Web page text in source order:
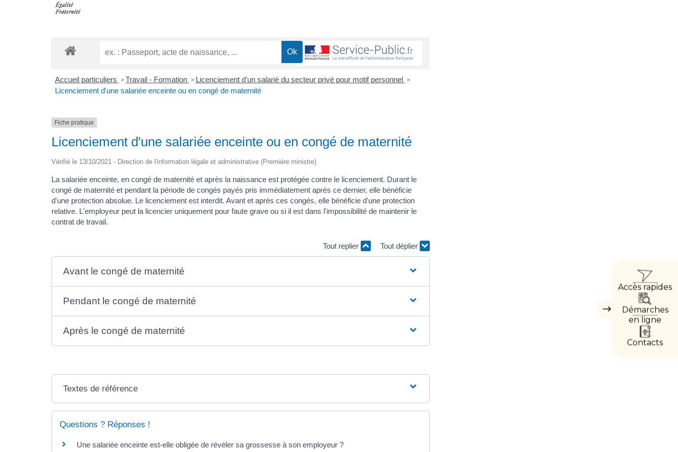
Masquer
Accès rapides
Démarches
en ligne
Contacts
Accueil particuliers > Travail - Formation > Licenciement d'un salarié du secteur privé pour motif personnel >
Licenciement d'une salariée enceinte ou en congé de maternité
Fiche pratique
Licenciement d'une salariée enceinte ou en congé de maternité
Vérifié le 13/10/2021 - Direction de l'information légale et administrative (Première ministre)
La salariée enceinte, en congé de maternité et après la naissance est protégée contre le licenciement. Durant le
congé de maternité et pendant la période de congés payés pris immédiatement après ce dernier, elle bénéficie
d'une protection absolue. Le licenciement est interdit. Avant et après ces congés, elle bénéficie d'une protection
relative. L'employeur peut la licencier uniquement pour faute grave ou si il est dans l'impossibilité de maintenir le
contrat de travail.
Tout replier Tout déplier
Avant le congé de maternité
Pendant le congé de maternité
Après le congé de maternité
Textes de référence
Questions ? Réponses !
Une salariée enceinte est-elle obligée de révéler sa grossesse à son employeur ?